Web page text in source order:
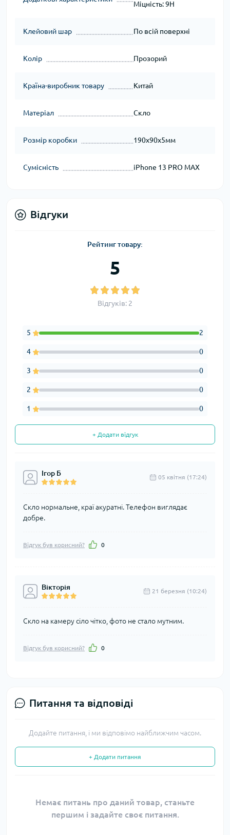
Міцність: 9H
Клейовий шар По всій поверхні
Колір Прозорий
Країна-виробник товару Китай
Матеріал Скло
Розмір коробки 190x90x5мм
Сумісність iPhone 13 PRO MAX
Відгуки
Рейтинг товару:
5
Відгуків: 2
5 2
4 0
3 0
2 0
1 0
+ Додати відгук
Ігор Б 05 квітня (17:24)
Скло нормальне, краї акуратні. Телефон виглядає
добре.
Відгук був корисний? 0
Вікторія 21 березня (10:24)
Скло на камеру сіло чітко, фото не стало мутним.
Відгук був корисний? 0
Питання та відповіді
Додайте питання, і ми відповімо найближчим часом.
+ Додати питання
Немає питань про даний товар, станьте
першим і задайте своє питання.